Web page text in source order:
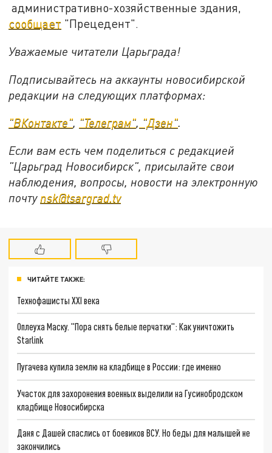
административно-хозяйственные здания,
сообщает "Прецедент".
Уважаемые читатели Царьграда!
Подписывайтесь на аккаунты новосибирской
редакции на следующих платформах:
"ВКонтакте", "Телеграм", "Дзен".
Если вам есть чем поделиться с редакцией
"Царьград Новосибирск", присылайте свои
наблюдения, вопросы, новости на электронную
почту nsk@tsargrad.tv
ЧИТАЙТЕ ТАКЖЕ:
Технофашисты XXI века
Оплеуха Маску. "Пора снять белые перчатки": Как уничтожить
Starlink
Пугачева купила землю на кладбище в России: где именно
Участок для захоронения военных выделили на Гусинобродском
кладбище Новосибирска
Даня с Дашей спаслись от боевиков ВСУ. Но беды для малышей не
закончились